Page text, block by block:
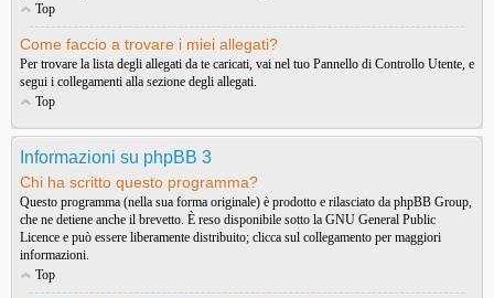
Top
Come faccio a trovare i miei allegati?
Per trovare la lista degli allegati da te caricati, vai nel tuo Pannello di Controllo Utente, e
segui i collegamenti alla sezione degli allegati.
Top
Informazioni su phpBB 3
Chi ha scritto questo programma?
Questo programma (nella sua forma originale) è prodotto e rilasciato da phpBB Group,
che ne detiene anche il brevetto. È reso disponibile sotto la GNU General Public
Licence e può essere liberamente distribuito; clicca sul collegamento per maggiori
informazioni.
Top